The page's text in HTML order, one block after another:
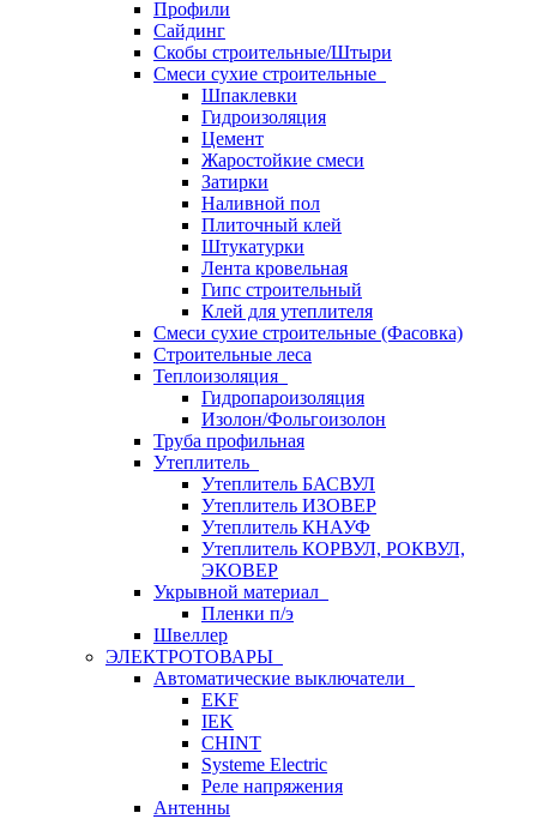
Профили
Сайдинг
Скобы строительные/Штыри
Смеси сухие строительные
Шпаклевки
Гидроизоляция
Цемент
Жаростойкие смеси
Затирки
Наливной пол
Плиточный клей
Штукатурки
Лента кровельная
Гипс строительный
Клей для утеплителя
Смеси сухие строительные (Фасовка)
Строительные леса
Теплоизоляция
Гидропароизоляция
Изолон/Фольгоизолон
Труба профильная
Утеплитель
Утеплитель БАСВУЛ
Утеплитель ИЗОВЕР
Утеплитель КНАУФ
Утеплитель КОРВУЛ, РОКВУЛ,
ЭКОВЕР
Укрывной материал
Пленки п/э
Швеллер
ЭЛЕКТРОТОВАРЫ
Автоматические выключатели
EKF
IEK
CHINT
Systeme Electric
Реле напряжения
Антенны